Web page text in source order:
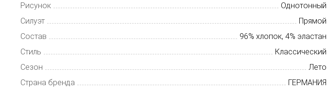
Рисунок
Однотонный
Силуэт
Прямой
Состав
96% хлопок, 4% эластан
Стиль
Классический
Сезон
Лето
Страна бренда
ГЕРМАНИЯ